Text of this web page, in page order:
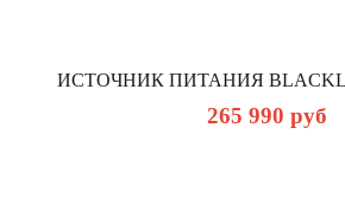
ИСТОЧНИК ПИТАНИЯ
265 990 руб